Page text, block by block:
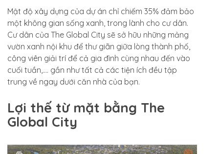
Mật độ xây dựng của dự án chỉ chiếm 35% đảm bảo
một không gian sống xanh, trong lành cho cư dân.
Cư dân của The Global City sẽ sở hữu những mảng
vườn xanh nội khu để thư giãn giữa lòng thành phố,
công viên giải trí để cả gia đình cùng nhau đến vào
cuối tuần,…. gần như tất cả các tiện ích đều tập
trung về ngay dưới căn nhà của bạn.
Lợi thế từ mặt bằng The
Global City